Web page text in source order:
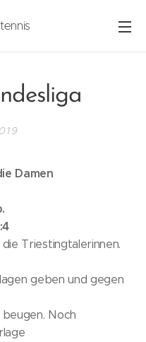
Damen
Triestingtalerinnen.
geben und gegen
Noch